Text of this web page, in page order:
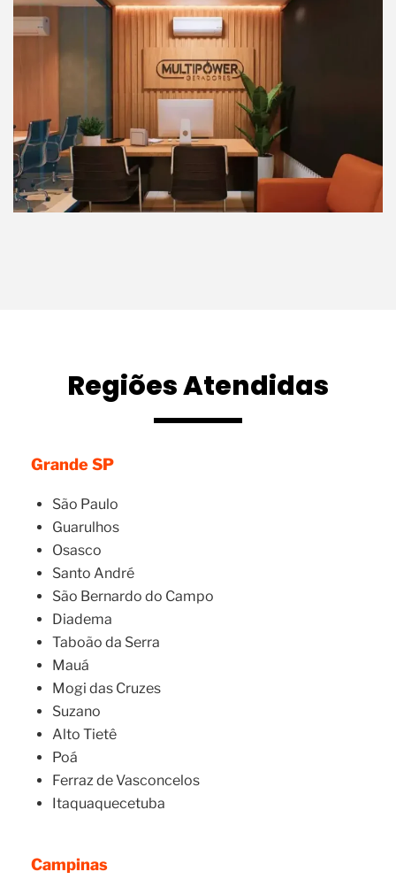
Regiões Atendidas
Grande SP
São Paulo
Guarulhos
Osasco
Santo André
São Bernardo do Campo
Diadema
Taboão da Serra
Mauá
Mogi das Cruzes
Suzano
Alto Tietê
Poá
Ferraz de Vasconcelos
Itaquaquecetuba
Campinas